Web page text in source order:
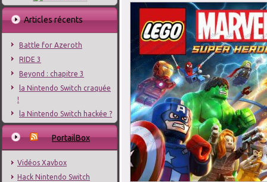
Articles récents
Battle for Azeroth
RIDE 3
Beyond : chapitre 3
la Nintendo Switch craquée
!
la Nintendo Switch hackée ?
PortailBox
Vidéos Xavbox
Hack Nintendo Switch